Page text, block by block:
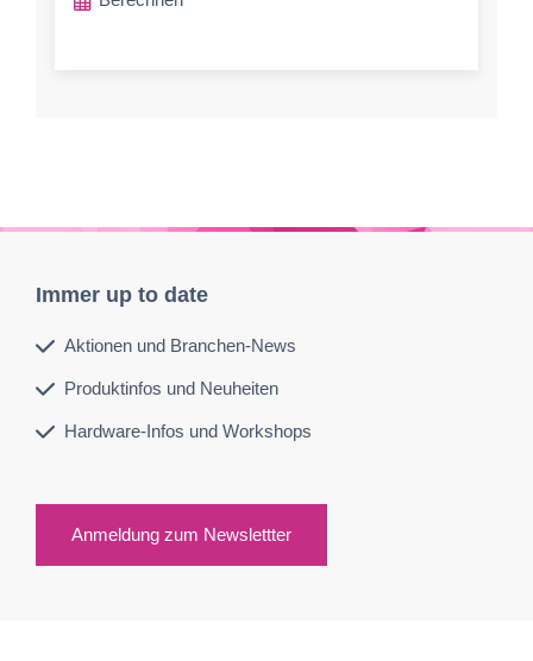
Immer up to date
Aktionen und Branchen-News
Produktinfos und Neuheiten
Hardware-Infos und Workshops
Anmeldung zum Newslettter